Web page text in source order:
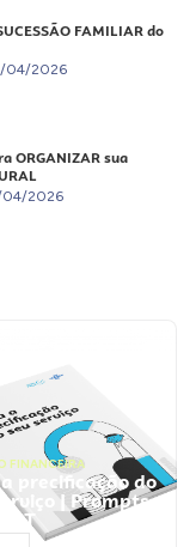
FAMILIAR do
04/2026
ORGANIZAR sua
04/2026
FINANCEIRA
a precificação do
| Prompts